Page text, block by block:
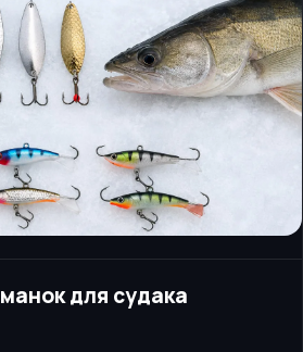
для судака